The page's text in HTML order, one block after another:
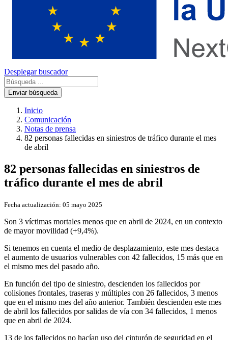
Desplegar buscador
Enviar búsqueda
Inicio
Comunicación
Notas de prensa
82 personas fallecidas en siniestros de tráfico durante el mes
de abril
82 personas fallecidas en siniestros de
tráfico durante el mes de abril
Fecha actualización: 05 mayo 2025
Son 3 víctimas mortales menos que en abril de 2024, en un contexto
de mayor movilidad (+9,4%).
Si tenemos en cuenta el medio de desplazamiento, este mes destaca
el aumento de usuarios vulnerables con 42 fallecidos, 15 más que en
el mismo mes del pasado año.
En función del tipo de siniestro, descienden los fallecidos por
colisiones frontales, traseras y múltiples con 26 fallecidos, 3 menos
que en el mismo mes del año anterior. También descienden este mes
de abril los fallecidos por salidas de vía con 34 fallecidos, 1 menos
que en abril de 2024.
13 de los fallecidos no hacían uso del cinturón de seguridad en el